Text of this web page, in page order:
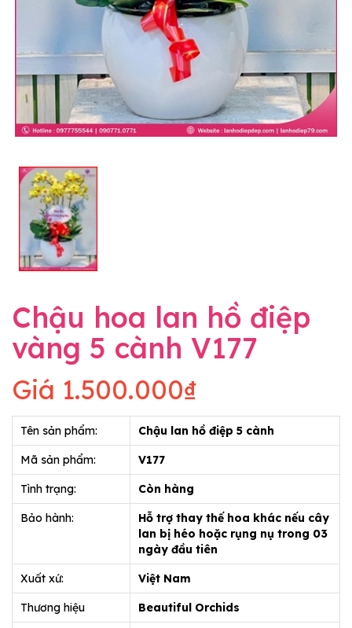
Chậu hoa lan hồ điệp
vàng 5 cành V177
Giá 1.500.000₫
Tên sản phẩm: Chậu lan hồ điệp 5 cành
Mã sản phẩm: V177
Tình trạng: Còn hàng
Bảo hành:
Hỗ trợ thay thế hoa khác nếu cây
lan bị héo hoặc rụng nụ trong 03
ngày đầu tiên
Xuất xứ: Việt Nam
Thương hiệu Beautiful Orchids